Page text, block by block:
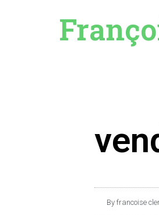
By francoise